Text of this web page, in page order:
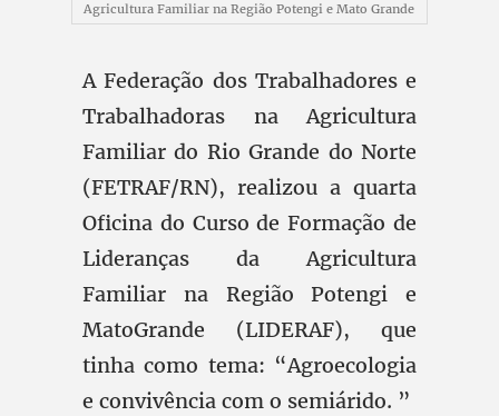
Agricultura Familiar na Região Potengi e Mato Grande
A Federação dos Trabalhadores e
Trabalhadoras na Agricultura
Familiar do Rio Grande do Norte
(FETRAF/RN), realizou a quarta
Oficina do Curso de Formação de
Lideranças da Agricultura
Familiar na Região Potengi e
MatoGrande (LIDERAF), que
tinha como tema: “Agroecologia
e convivência com o semiárido. ”